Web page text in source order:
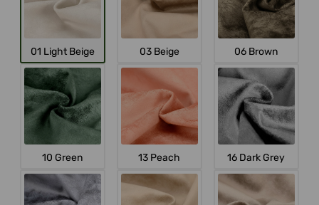
01 Light Beige 03 Beige 06 Brown
10 Green 13 Peach 16 Dark Grey